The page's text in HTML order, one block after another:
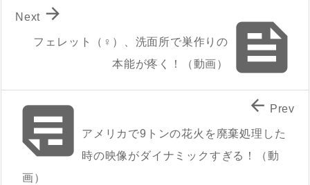

フェレット（♀）、洗面所で巣作りの
本能が疼く！（動画）

Next
アメリカで9トンの花火を廃棄処理した
時の映像がダイナミックすぎる！（動
画）
 Prev